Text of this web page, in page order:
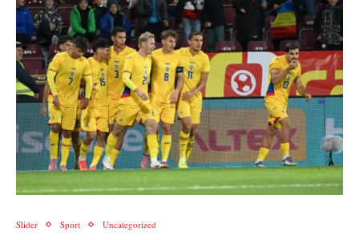
Slider Sport Uncategorized